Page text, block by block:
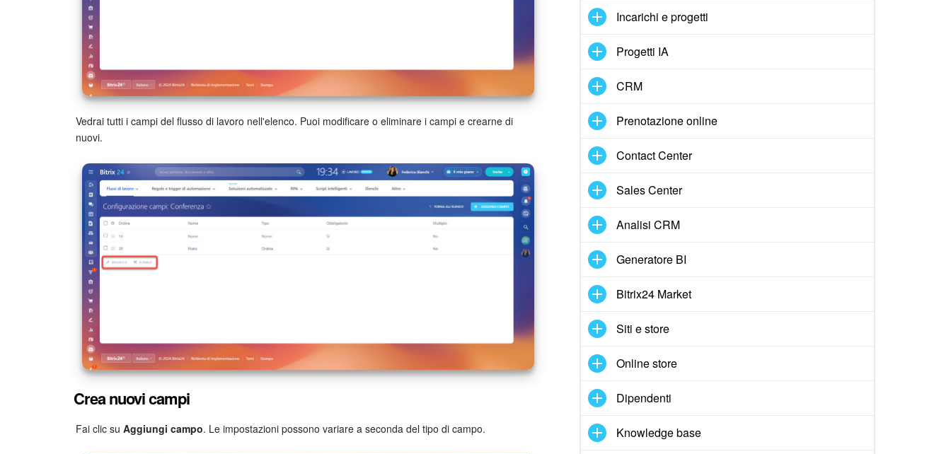
Vedrai tutti i campi del flusso di lavoro nell'elenco. Puoi modificare o eliminare i campi e crearne di
nuovi.
Crea nuovi campi
Fai clic su Aggiungi campo. Le impostazioni possono variare a seconda del tipo di campo.
Incarichi e progetti
Progetti IA
CRM
Prenotazione online
Contact Center
Sales Center
Analisi CRM
Generatore BI
Bitrix24 Market
Siti e store
Online store
Dipendenti
Knowledge base